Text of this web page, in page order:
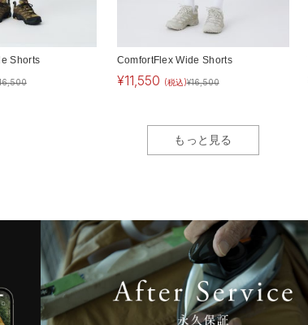
Shorts ComfortFlex Wide Shorts
¥11,550 (税込)¥16,500
もっと見る